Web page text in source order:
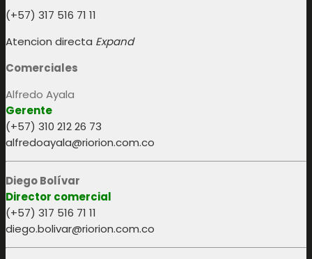
(+57) 317 516 71 11
Atencion directa Expand
Comerciales
Alfredo Ayala
Gerente
(+57) 310 212 26 73
alfredoayala@riorion.com.co
Diego Bolívar
Director comercial
(+57) 317 516 71 11
diego.bolivar@riorion.com.co